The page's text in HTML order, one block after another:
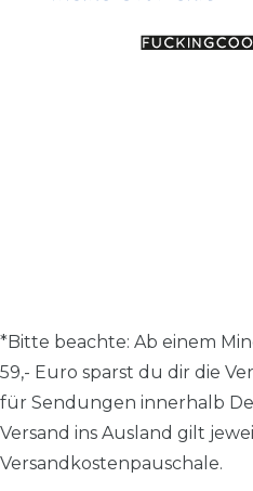
*Bitte beachte: Ab einem
59,- Euro sparst du dir die
für Sendungen innerhalb
Versand ins Ausland gilt
Versandkostenpauschale.